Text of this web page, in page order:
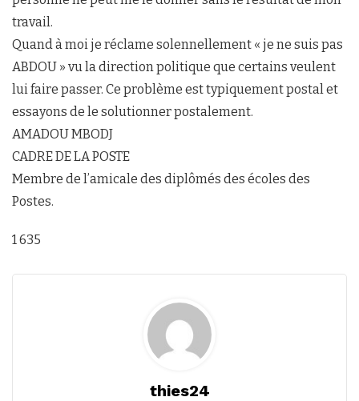
travail.
Quand à moi je réclame solennellement « je ne suis pas
ABDOU » vu la direction politique que certains veulent
lui faire passer. Ce problème est typiquement postal et
essayons de le solutionner postalement.
AMADOU MBODJ
CADRE DE LA POSTE
Membre de l’amicale des diplômés des écoles des
Postes.
1 635
thies24